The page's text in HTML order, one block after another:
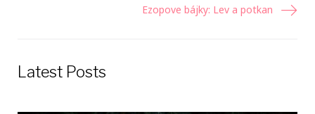
Ezopove bájky: Lev a potkan
Latest Posts